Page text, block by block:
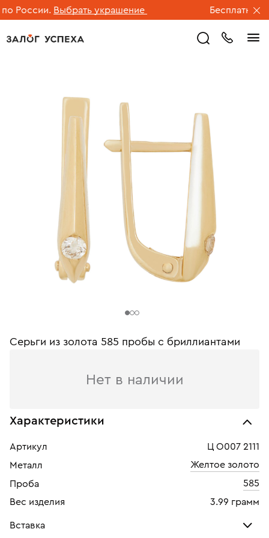
России. Выбрать украшение Бесплатная
Серьги из золота 585 пробы с бриллиантами
Нет в наличии
Характеристики
Артикул
Ц О007 2111
Металл
Желтое золото
Проба
585
Вес изделия
3.99 грамм
Вставка